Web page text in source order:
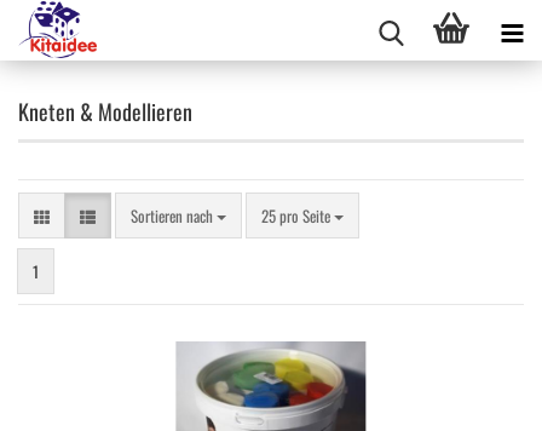
Kneten & Modellieren
Sortieren nach
Sortieren nach 25 pro Seite
pro Seite
1